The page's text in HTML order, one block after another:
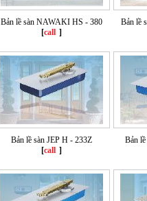
Bản lề sàn NAWAKI HS - 380
[call ]
Bản lề
Bản lề sàn JEP H - 233Z
[call ]
Bản